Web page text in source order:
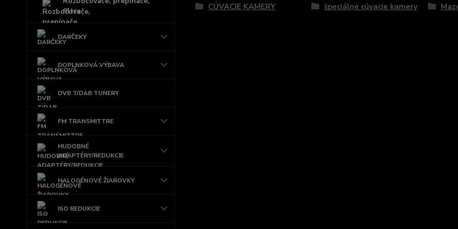
filtre
DARČEKY
DOPLNKOVÁ VÝBAVA
DVB T/DAB TUNERY
FM TRANSMITTRE
HUDOBNÉ
ADAPTÉRY/REDUKCIE
HALOGÉNOVÉ ŽIAROVKY
ISO REDUKCIE
CÚVACIE KAMERY špeciálne cúvacie kamery